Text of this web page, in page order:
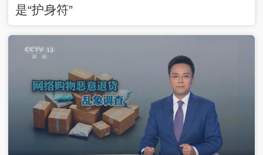
是“护身符”